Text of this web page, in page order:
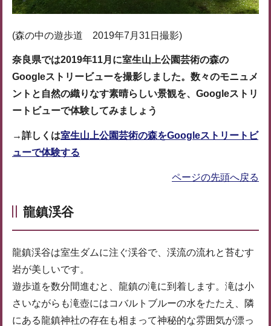
(森の中の遊歩道 2019年7月31日撮影)
奈良県では2019年11月に室生山上公園芸術の森の
Googleストリービューを撮影しました。数々のモニュメ
ントと自然の織りなす素晴らしい景観を、Googleストリ
ートビューで体験してみましょう
→詳しくは室生山上公園芸術の森をGoogleストリートビ
ューで体験する
ページの先頭へ戻る
龍鎮渓谷
龍鎮渓谷は室生ダムに注ぐ渓谷で、渓流の流れと苔むす
岩が美しいです。
遊歩道を数分間進むと、龍鎮の滝に到着します。滝は小
さいながらも滝壺にはコバルトブルーの水をたたえ、隣
にある龍鎮神社の存在も相まって神秘的な雰囲気が漂っ